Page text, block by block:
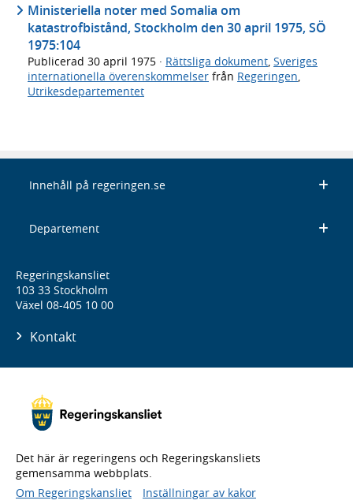
Ministeriella noter med Somalia om
katastrofbistånd, Stockholm den 30 april 1975, SÖ
1975:104
Publicerad 30 april 1975 · Rättsliga dokument Sveriges
internationella överenskommelser från Regeringen
Utrikesdepartementet
Innehåll på regeringen.se
Departement
Regeringskansliet
103 33 Stockholm
Växel 08-405 10 00
Kontakt
Det här är regeringens och Regeringskansliets
gemensamma webbplats.
Om Regeringskansliet
Inställningar av kakor